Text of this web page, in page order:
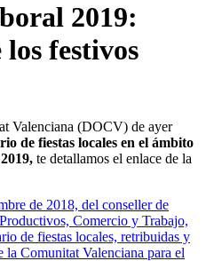
2019:
festivos
Valenciana (DOCV) de ayer
de fiestas locales en el ámbito
te detallamos el enlace de la
de 2018, del conseller de
Comercio y Trabajo,
de fiestas locales, retribuidas y
la Comunitat Valenciana para el